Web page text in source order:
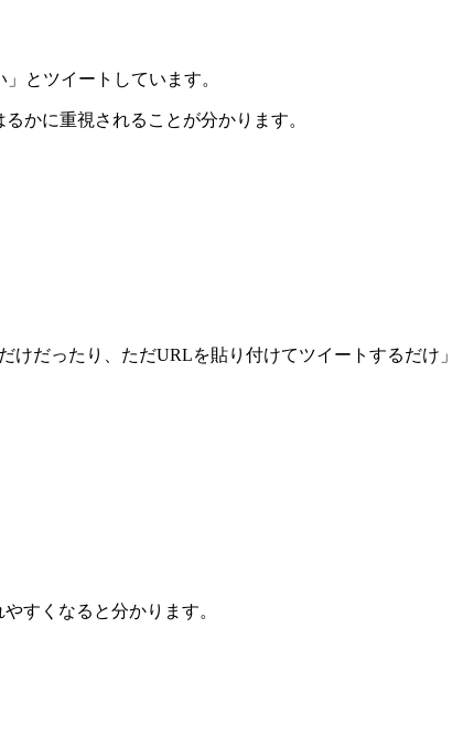
とツイートしています。
かに重視されることが分かります。
だったり、ただURLを貼り付けてツイートするだけ」
すくなると分かります。